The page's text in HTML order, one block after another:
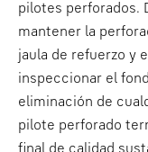
pilotes perforados.
mantener la
jaula de refuerzo y
inspeccionar el
eliminación de
pilote perforado
final de calidad